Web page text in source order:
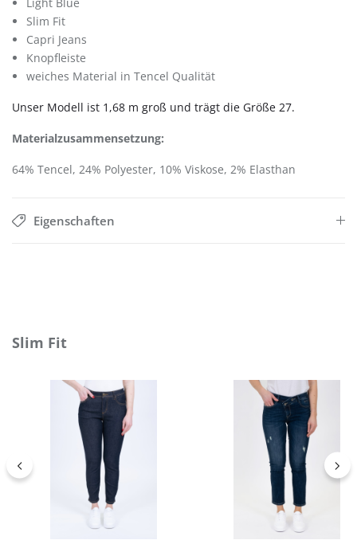
Slim Fit
Capri Jeans
Knopfleiste
weiches Material in Tencel Qualität
Unser Modell ist 1,68 m groß und trägt die Größe 27.
Materialzusammensetzung:
64% Tencel, 24% Polyester, 10% Viskose, 2% Elasthan
Eigenschaften
Produktgalerie überspringen
Slim Fit